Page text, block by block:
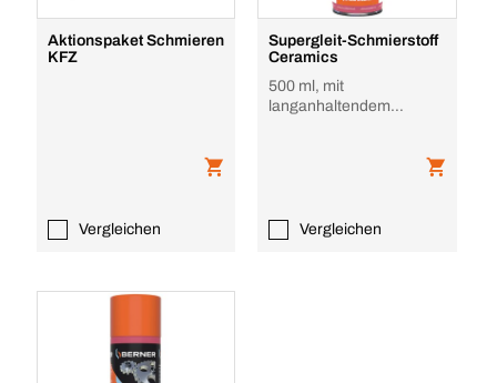
Aktionspaket Schmieren
KFZ
Vergleichen
Supergleit-Schmierstoff
Ceramics
500 ml, mit
langanhaltendem
Vergleichen